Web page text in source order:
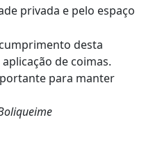
privada e pelo espaço
desta
de coimas.
para manter